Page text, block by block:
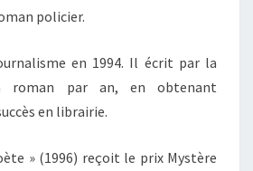
policier.
en 1994. Il écrit par la
roman par an, en obtenant
en librairie.
» (1996) reçoit le prix Mystère